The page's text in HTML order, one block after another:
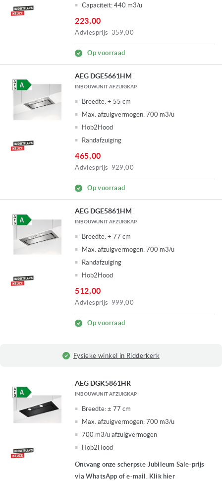
Capaciteit: 440 m3/u
223,00
Adviesprijs 359,00
Op voorraad
AEG DGE5661HM
INBOUWUNIT AFZUIGKAP
Breedte: ± 55 cm
Max. afzuigvermogen: 700 m3/u
Hob2Hood
Randafzuiging
465,00
Adviesprijs 929,00
Op voorraad
AEG DGE5861HM
INBOUWUNIT AFZUIGKAP
Breedte: ± 77 cm
Max. afzuigvermogen: 700 m3/u
Randafzuiging
Hob2Hood
512,00
Adviesprijs 999,00
Op voorraad
Fysieke winkel in Ridderkerk
AEG DGK5861HR
INBOUWUNIT AFZUIGKAP
Breedte: ± 77 cm
Max. afzuigvermogen: 700 m3/u
700 m3/u afzuigvermogen
Hob2Hood
Ontvang onze scherpste Jubileum Sale-prijs
via WhatsApp of e-mail. Klik hier